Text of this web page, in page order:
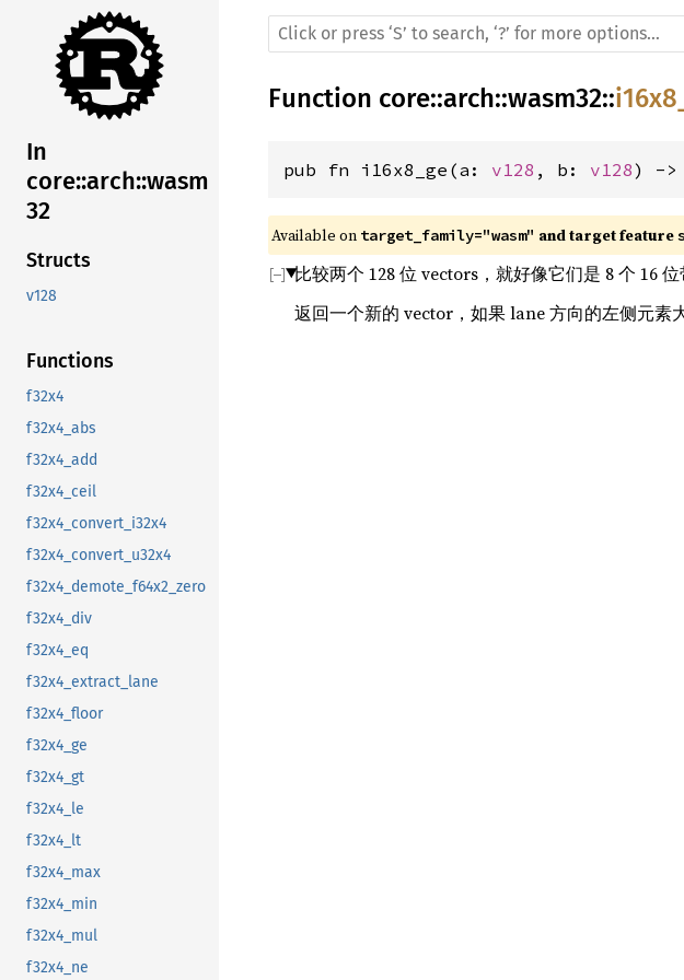
In
core::arch::wasm
32
Structs
v128
Functions
f32x4
f32x4_abs
f32x4_add
f32x4_ceil
f32x4_convert_i32x4
f32x4_convert_u32x4
f32x4_demote_f64x2_zero
f32x4_div
f32x4_eq
f32x4_extract_lane
f32x4_floor
f32x4_ge
f32x4_gt
f32x4_le
f32x4_lt
f32x4_max
f32x4_min
f32x4_mul
f32x4_ne
Function core::arch::wasm32::
pub fn i16x8_ge(a: v128 , b: v128) ->
Available on target_family="wasm" and target feature
比较两个 128 位 vectors，就好像它们是 8 个 16
返回一个新的 vector，如果 lane 方向的左侧元素